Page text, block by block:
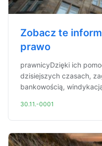
Zobacz te
prawo
prawnicyDzięki ich
dzisiejszych czasach,
bankowością,
30.11.-0001